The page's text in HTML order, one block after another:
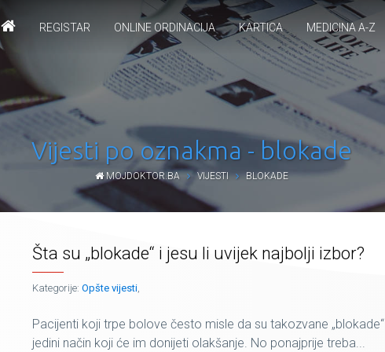
REGISTAR ONLINE ORDINACIJA KARTICA MEDICINA A-Z
Vijesti po oznakma - blokade
MOJDOKTOR.BA VIJESTI BLOKADE
Šta su „blokade“ i jesu li uvijek najbolji izbor?
Kategorije:Opšte vijesti,
Pacijenti koji trpe bolove često misle da su takozvane „blokade“
jedini način koji će im donijeti olakšanje. No ponajprije treba...